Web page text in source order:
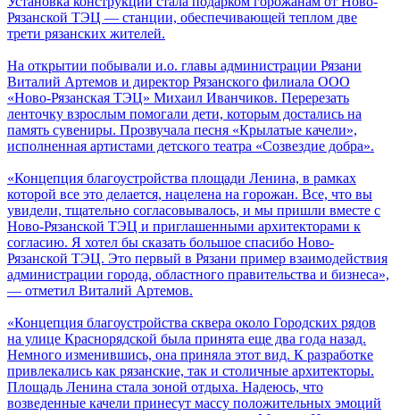
Рязанской ТЭЦ — станции, обеспечивающей теплом две
трети рязанских жителей.
На открытии побывали и.о. главы администрации Рязани
Виталий Артемов и директор Рязанского филиала ООО
«Ново-Рязанская ТЭЦ» Михаил Иванчиков. Перерезать
ленточку взрослым помогали дети, которым достались на
память сувениры. Прозвучала песня «Крылатые качели»,
исполненная артистами детского театра «Созвездие добра».
«Концепция благоустройства площади Ленина, в рамках
которой все это делается, нацелена на горожан. Все, что вы
увидели, тщательно согласовывалось, и мы пришли вместе с
Ново-Рязанской ТЭЦ и приглашенными архитекторами к
согласию. Я хотел бы сказать большое спасибо Ново-
Рязанской ТЭЦ. Это первый в Рязани пример взаимодействия
администрации города, областного правительства и бизнеса»,
— отметил Виталий Артемов.
«Концепция благоустройства сквера около Городских рядов
на улице Краснорядской была принята еще два года назад.
Немного изменившись, она приняла этот вид. К разработке
привлекались как рязанские, так и столичные архитекторы.
Площадь Ленина стала зоной отдыха. Надеюсь, что
возведенные качели принесут массу положительных эмоций